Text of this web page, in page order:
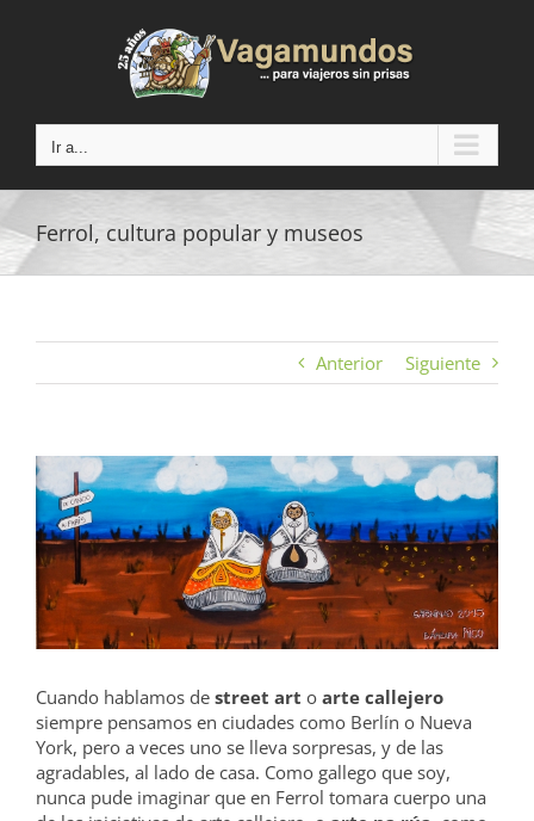
Ir a...
Ferrol, cultura popular y museos
Anterior Siguiente
Ver
imagen
más
grande
Cuando hablamos de street art o arte callejero
siempre pensamos en ciudades como Berlín o Nueva
York, pero a veces uno se lleva sorpresas, y de las
agradables, al lado de casa. Como gallego que soy,
nunca pude imaginar que en Ferrol tomara cuerpo una